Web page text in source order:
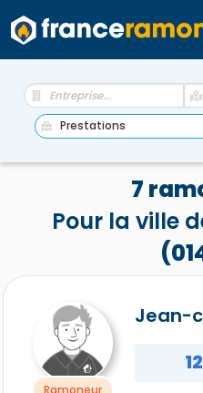
7
Pour la ville
Jean-